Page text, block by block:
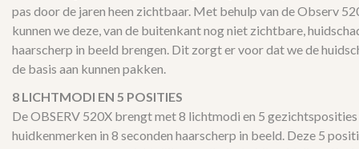
pas door de jaren heen zichtbaar. Met behulp van de Observ
kunnen we deze, van de buitenkant nog niet zichtbare,
haarscherp in beeld brengen. Dit zorgt er voor dat we de
de basis aan kunnen pakken.
8 LICHTMODI EN 5 POSITIES
De OBSERV 520X brengt met 8 lichtmodi en 5
huidkenmerken in 8 seconden haarscherp in beeld. Deze 5